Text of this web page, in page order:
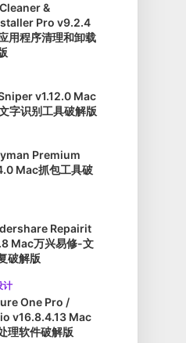
&
Pro v9.2.4
用程序清理和卸载
v1.12.0 Mac
字识别工具破解版
Premium
Mac抓包工具破
Repairit
Mac万兴易修-文
破解版
计
One Pro /
v16.8.4.13 Mac
理软件破解版